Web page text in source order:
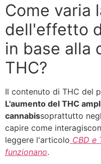
Come varia
dell'effetto
in base alla
THC?
Il contenuto di THC del
L'aumento del THC
cannabissoprattutto
capire come
leggere l'articolo CBD e
funzionano.